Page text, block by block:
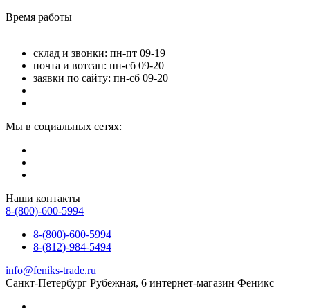
Время работы
склад и звонки: пн-пт 09-19
почта и вотсап: пн-сб 09-20
заявки по сайту: пн-сб 09-20
Мы в социальных сетях:
Наши контакты
8-(800)-600-5994
8-(800)-600-5994
8-(812)-984-5494
info@feniks-trade.ru
Санкт-Петербург Рубежная, 6 интернет-магазин Феникс